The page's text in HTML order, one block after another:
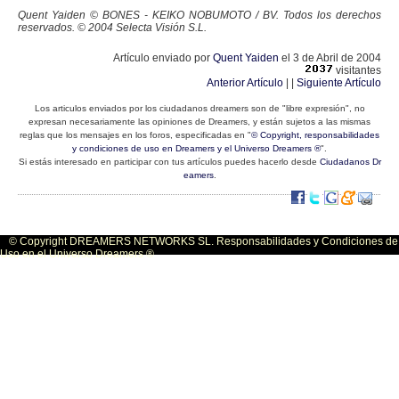
Quent Yaiden © BONES - KEIKO NOBUMOTO / BV. Todos los derechos
reservados. © 2004 Selecta Visión S.L.
Artículo enviado por Quent Yaiden el 3 de Abril de 2004
visitantes
Anterior Artículo
Siguiente Artículo
Los articulos enviados por los ciudadanos dreamers son de "libre expresión", no
expresan necesariamente las opiniones de Dreamers, y están sujetos a las mismas
reglas que los mensajes en los foros, especificadas en "© Copyright, responsabilidades
y condiciones de uso en Dreamers y el Universo Dreamers ®".
Si estás interesado en participar con tus artículos puedes hacerlo desde Ciudadanos Dr
eamers.
© Copyright DREAMERS NETWORKS SL. Responsabilidades y Condiciones de
Uso en el Universo Dreamers ®